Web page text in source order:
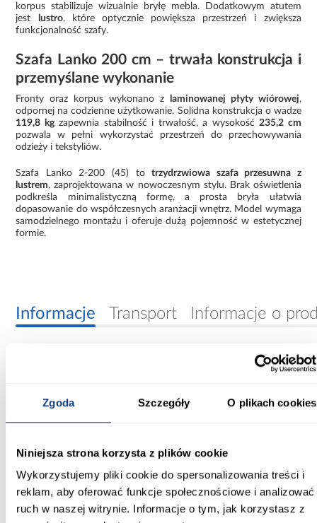
Zgoda Szczegóły O plikach cookies
Niniejsza strona korzysta z plików cookie
Wykorzystujemy pliki cookie do spersonalizowania treści i
reklam, aby oferować funkcje społecznościowe i analizować
ruch w naszej witrynie. Informacje o tym, jak korzystasz z
korpus stabilizuje wizualnie bryłę mebla. Dodatkowym atutem
jest
lustro, które optycznie powiększa przestrzeń i zwiększa
funkcjonalność szafy.
Szafa Lanko 200 cm – trwała konstrukcja i
przemyślane wykonanie
Fronty oraz korpus wykonano z laminowanej płyty wiórowej,
odpornej na codzienne użytkowanie. Solidna konstrukcja o wadze
119,8 kgzapewnia stabilność i trwałość, a wysokość235,2 cm
pozwala w pełni wykorzystać przestrzeń do przechowywania
odzieży i tekstyliów.
Szafa Lanko 2-200 (45) totrzydrzwiowa szafa przesuwna z
lustrem, zaprojektowana w nowoczesnym stylu. Brak oświetlenia
podkreśla minimalistyczną formę, a prosta bryła ułatwia
dopasowanie do współczesnych aranżacji wnętrz. Model wymaga
samodzielnego montażu i oferuje dużą pojemność w estetycznej
formie.
Informacje Transport Informacje o
Głębokość [cm]:
45.00
Wysokość [cm]:
235.20
Kolor frontów:
biały/czarny/artisan